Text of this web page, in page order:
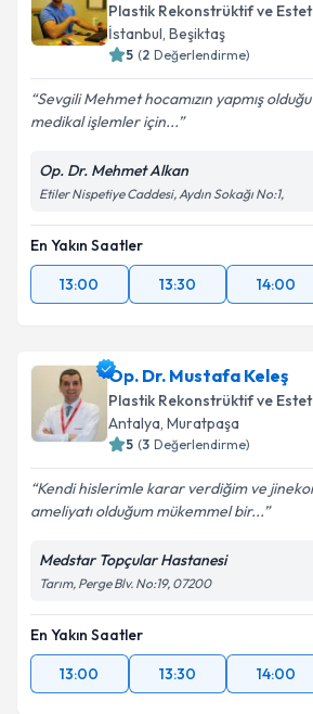
Plastik Rekonstrüktif ve
İstanbul, Beşiktaş
5 (2 Değerlendirme)
Sevgili Mehmet hocamızın yapmış
medikal işlemler için...
Op. Dr. Mehmet Alkan
Etiler Nispetiye Caddesi, Aydın Sokağı No:1,
En Yakın Saatler
13:00
13:30 14:00
Op. Dr. Mustafa Keleş
Plastik Rekonstrüktif ve
Antalya, Muratpaşa
5 (3 Değerlendirme)
Kendi hislerimle karar verdiğim ve
ameliyatı olduğum mükemmel bir...
Medstar Topçular Hastanesi
Tarım, Perge Blv. No:19, 07200
En Yakın Saatler
13:00
13:30 14:00